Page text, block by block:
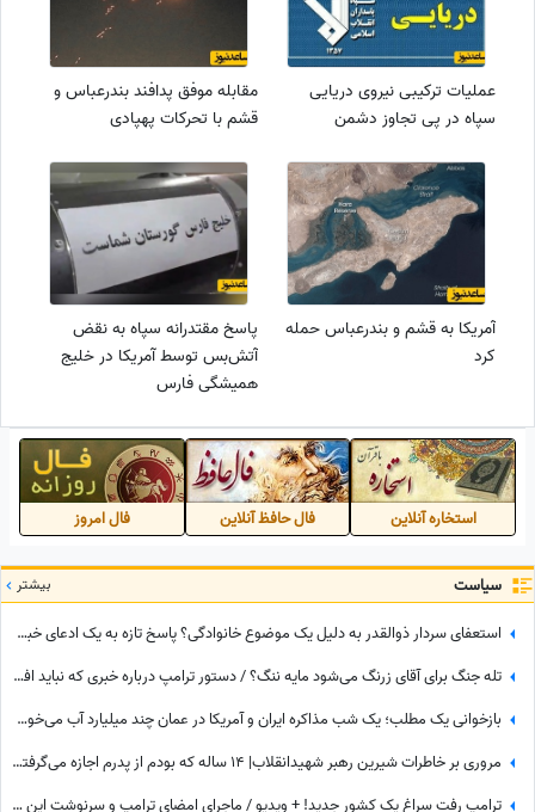
عملیات ترکیبی نیروی دریایی
سپاه در پی تجاوز دشمن
مقابله موفق پدافند بندرعباس و
قشم با تحرکات پهپادی
آمریکا به قشم و بندرعباس حمله
کرد
پاسخ مقتدرانه سپاه به نقض
آتش‌بس توسط آمریکا در خلیج
همیشگی فارس
استخاره آنلاین فال حافظ آنلاین فال امروز
سیاست بیشتر
استعفای سردار ذوالقدر به دلیل یک موضوع خانوادگی؟ پاسخ تازه به یک ادعای خبرساز
تله جنگ برای آقای زرنگ می‌شود مایه ننگ؟ / دستور ترامپ درباره خبری که نباید افشا می‌شد
بازخوانی یک مطلب؛ یک شب مذاکره ایران و آمریکا در عمان چند میلیارد آب می‌خورد؟
مروری بر خاطرات شیرین رهبر شهیدانقلاب| 14 ساله که بودم از پدرم اجازه می‌گرفتیم و با برادرم به ییلاق می‌رفتیم شب خسته برمی‌گشتیم و می‌خوابیدیم، پدرم ما را ...
ترامپ رفت سراغ یک کشور جدید! + ویدیو / ماجرای امضای ترامپ و سرنوشت این کشور ثروتمند اروپایی